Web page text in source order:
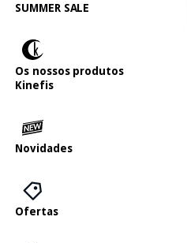
SUMMER SALE
Os nossos produtos
Kinefis
Novidades
Ofertas